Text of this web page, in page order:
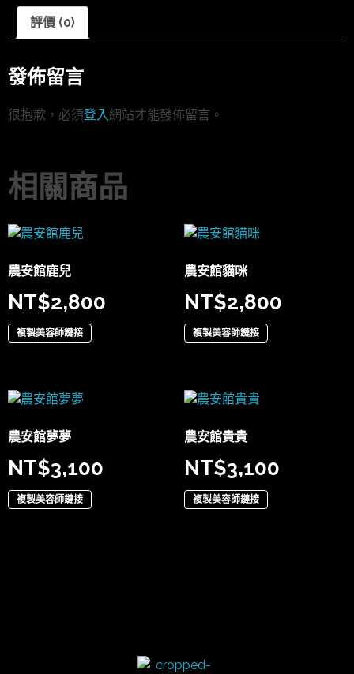
評價 (0)
發佈留言
很抱歉，必須登入 網站才能發佈留言。
相關商品
農安館鹿兒
NT$2,800
複製美容師鏈接
農安館貓咪
NT$2,800
複製美容師鏈接
農安館夢夢
NT$3,100
複製美容師鏈接
農安館貴貴
NT$3,100
複製美容師鏈接